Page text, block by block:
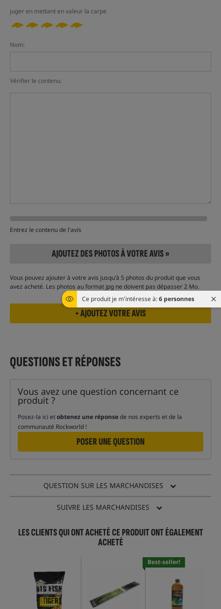
Ce produit je m'intéresse à:6 personnes
juger en mettant en valeur la carpe
Nom:
Vérifier le contenu:
Entrez le contenu de l'avis
AJOUTEZ DES PHOTOS À VOTRE AVIS »
Vous pouvez ajouter à votre avis jusqu'à 5 photos du produit que vous
avez acheté. Les photos au format jpg ne doivent pas dépasser 2 Mo.
QUESTIONS ET RÉPONSES
Vous avez une question concernant ce
produit ?
Posez-la ici etobtenez une réponsede nos experts et de la
communauté Rockworld !
POSER UNE QUESTION
QUESTION SUR LES MARCHANDISES
SUIVRE LES MARCHANDISES
LES CLIENTS QUI ONT ACHETÉ CE PRODUIT ONT ÉGALEMENT
ACHETÉ
Best-seller!